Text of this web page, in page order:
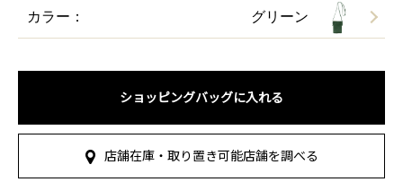
カラー： グリーン
ショッピングバッグに入れる
店舗在庫・取り置き可能店舗を調べる